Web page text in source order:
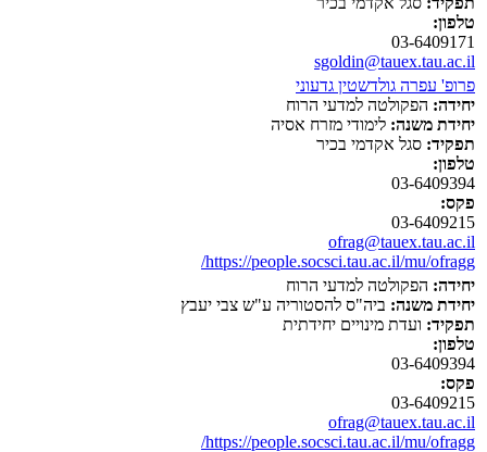
טלפון:
03-6409171
sgoldin@tauex.tau.ac.il
פרופ' עפרה גולדשטין גדעוני
יחידה: הפקולטה למדעי הרוח
יחידת משנה: לימודי מזרח אסיה
תפקיד: סגל אקדמי בכיר
טלפון:
03-6409394
פקס:
03-6409215
ofrag@tauex.tau.ac.il
https://people.socsci.tau.ac.il/mu/ofragg/
יחידה: הפקולטה למדעי הרוח
יחידת משנה: ביה"ס להסטוריה ע"ש צבי יעבץ
תפקיד: ועדת מינויים יחידתית
טלפון:
03-6409394
פקס:
03-6409215
ofrag@tauex.tau.ac.il
https://people.socsci.tau.ac.il/mu/ofragg/